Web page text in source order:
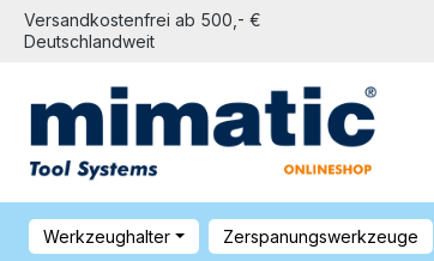
Versandkostenfrei ab 500,- €
Deutschlandweit
Werkzeughalter Zerspanungswerkzeuge